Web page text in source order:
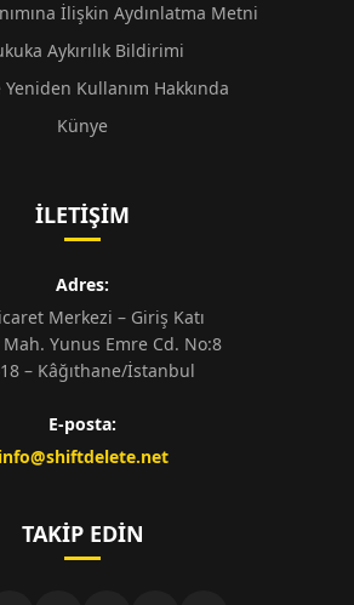
İlişkin Aydınlatma Metni
Aykırılık Bildirimi
Yeniden Kullanım Hakkında
Künye
İLETIŞIM
Adres:
Merkezi – Giriş Katı
Mah. Yunus Emre Cd. No:8
– Kâğıthane/İstanbul
E-posta:
info@shiftdelete.net
TAKIP EDIN